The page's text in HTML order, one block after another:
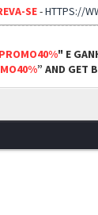
SE-HTTPS://
PROMO40%" E
” AND GET